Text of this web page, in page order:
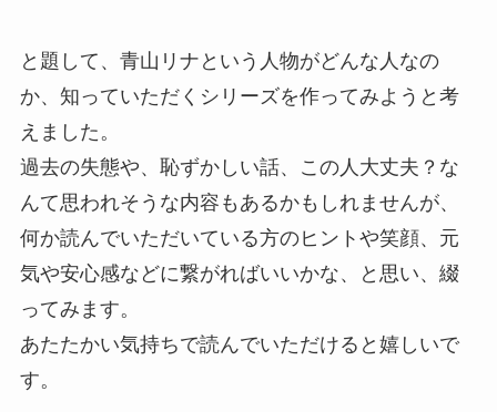
と題して、青山リナという人物がどんな人なの
か、知っていただくシリーズを作ってみようと考
えました。
過去の失態や、恥ずかしい話、この人大丈夫？な
んて思われそうな内容もあるかもしれませんが、
何か読んでいただいている方のヒントや笑顔、元
気や安心感などに繋がればいいかな、と思い、綴
ってみます。
あたたかい気持ちで読んでいただけると嬉しいで
す。